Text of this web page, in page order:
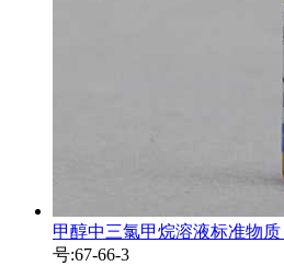
甲醇中三氯甲烷溶液标准物质
号:67-66-3